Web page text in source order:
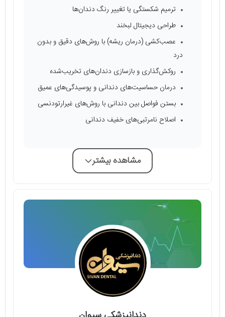
ترمیم شکستگی یا تغییر رنگ دندان‌ها
طراحی دیجیتال لبخند
عصب‌کشی (درمان ریشه) با روش‌های دقیق و بدون
درد
روکش‌گذاری و بازسازی دندان‌های تخریب‌شده
درمان حساسیت‌های دندانی و پوسیدگی‌های عمیق
بستن فواصل بین دندانی با روش‌های غیرارتودنسی
اصلاح نامرتبی‌های خفیف دندانی
مشاهده بیشتر